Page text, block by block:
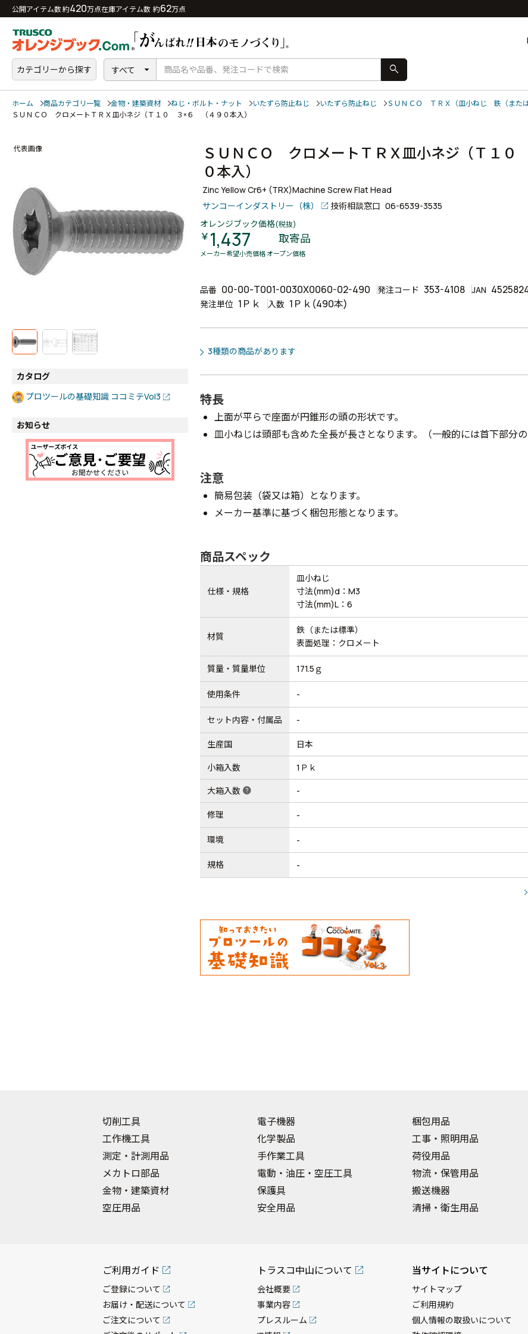
公開アイテム数 約420万点在庫アイテム数 約62万点
カテゴリーから探す すべて search
ホーム 商品カテゴリ一覧 金物・建築資材 ねじ・ボルト・ナット いたずら防止ねじ いたずら防止ねじ
ＳＵＮＣＯ ＴＲＸ（皿小ねじ 鉄（また
ＳＵＮＣＯ クロメートＴＲＸ皿小ネジ（Ｔ１０ ３×６ （４９０本入）
代表画像
カタログ
プロツールの基礎知識 ココミテVol3
お知らせ
ＳＵＮＣＯ クロメートＴＲＸ皿小ネジ（Ｔ１
０本入）
Zinc Yellow Cr6+ (TRX)Machine Screw Flat Head
サンコーインダストリー（株）
技術相談窓口 06-6539-3535
オレンジブック価格(税抜)
￥ 1,437 取寄品
メーカー希望小売価格 オープン価格
品番 00-00-T001-0030X0060-02-490 発注コード 353-4108 JAN
発注単位 1Ｐｋ 入数 1Ｐｋ(490本)
3種類の商品があります
特長
上面が平らで座面が円錐形の頭の形状です。
皿小ねじは頭部も含めた全長が長さとなります。（一般的には首下部分の
注意
簡易包装（袋又は箱）となります。
メーカー基準に基づく梱包形態となります。
商品スペック
仕様・規格
皿小ねじ
寸法(mm)d：M3
寸法(mm)L：6
材質
鉄（または標準）
表面処理：クロメート
質量・質量単位 171.5ｇ
使用条件 -
セット内容・付属品 -
生産国 日本
小箱入数 1Ｐｋ
大箱入数 help -
修理 -
環境 -
規格 -
切削工具
工作機工具
測定・計測用品
メカトロ部品
金物・建築資材
空圧用品
電子機器
化学製品
手作業工具
電動・油圧・空圧工具
保護具
安全用品
梱包用品
工事・照明用品
荷役用品
物流・保管用品
搬送機器
清掃・衛生用品
ご利用ガイド
ご登録について
お届け・配送について
ご注文について
トラスコ中山について
会社概要
事業内容
プレスルーム
当サイトについて
サイトマップ
ご利用規約
個人情報の取扱いについて